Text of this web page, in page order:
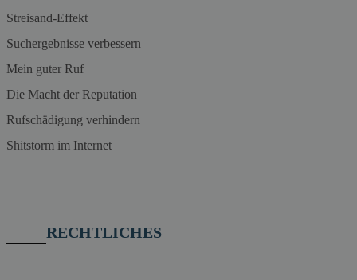
Streisand-Effekt
Suchergebnisse verbessern
Mein guter Ruf
Die Macht der Reputation
Rufschädigung verhindern
Shitstorm im Internet
RECHTLICHES